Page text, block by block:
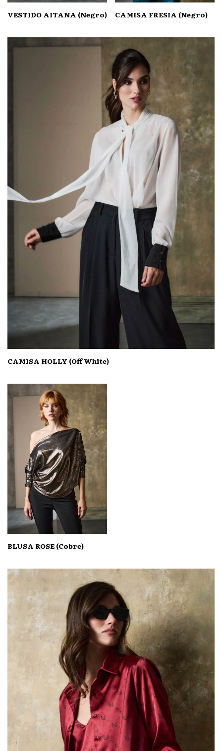
VESTIDO AITANA (Negro) CAMISA FRESIA (Negro)
CAMISA HOLLY (Off White)
BLUSA ROSE (Cobre)